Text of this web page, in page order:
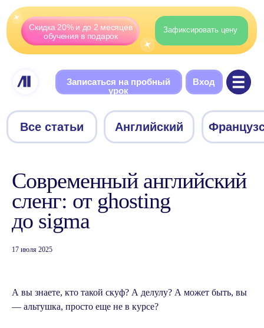
Зафиксировать цену
Скидка 20% и до 2 месяцев
обучения в подарок
Все статьи Английский Французский
Современный английский
сленг: от ghosting
до sigma
17 июля 2025
А вы знаете, кто такой скуф? А делулу? А может быть, вы
— альтушка, просто еще не в курсе?